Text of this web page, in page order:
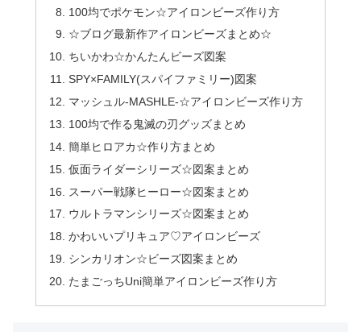
100均でポケモン☆アイロンビーズ作り方
☆ブログ最新作アイロンビーズまとめ☆
ちいかわ☆かんたんビーズ図案
SPY×FAMILY(スパイファミリー)図案
マッシュル-MASHLE-☆アイロンビーズ作り方
100均で作る鬼滅の刃グッズまとめ
簡単ヒロアカ☆作り方まとめ
仮面ライダーシリーズ☆図案まとめ
スーパー戦隊ヒーロー☆図案まとめ
ウルトラマンシリーズ☆図案まとめ
かわいいプリキュア♡アイロンビーズ
シンカリオン☆ビーズ図案まとめ
たまごっちUni簡単アイロンビーズ作り方